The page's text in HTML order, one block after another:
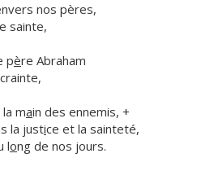
nos pères,
sainte,
père Abraham
main des ennemis, +
la justice et la sainteté,
long de nos jours.